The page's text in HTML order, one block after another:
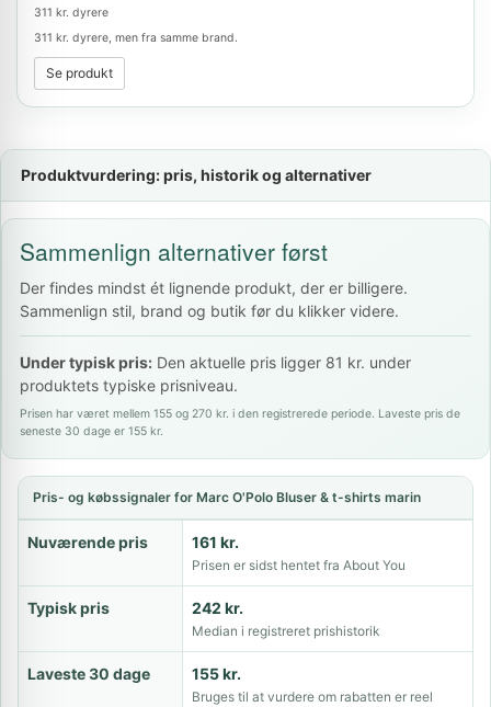
311 kr. dyrere
311 kr. dyrere, men fra samme brand.
Se produkt
Produktvurdering: pris, historik og alternativer
Sammenlign alternativer først
Der findes mindst ét lignende produkt, der er billigere.
Sammenlign stil, brand og butik før du klikker videre.
Under typisk pris: Den aktuelle pris ligger 81 kr. under
produktets typiske prisniveau.
Prisen har været mellem 155 og 270 kr. i den registrerede periode. Laveste pris de
seneste 30 dage er 155 kr.
Pris- og købssignaler for Marc O'Polo Bluser & t-shirts marin
Nuværende pris 161 kr.
Prisen er sidst hentet fra About You
Typisk pris 242 kr.
Median i registreret prishistorik
Laveste 30 dage 155 kr.
Bruges til at vurdere om rabatten er reel